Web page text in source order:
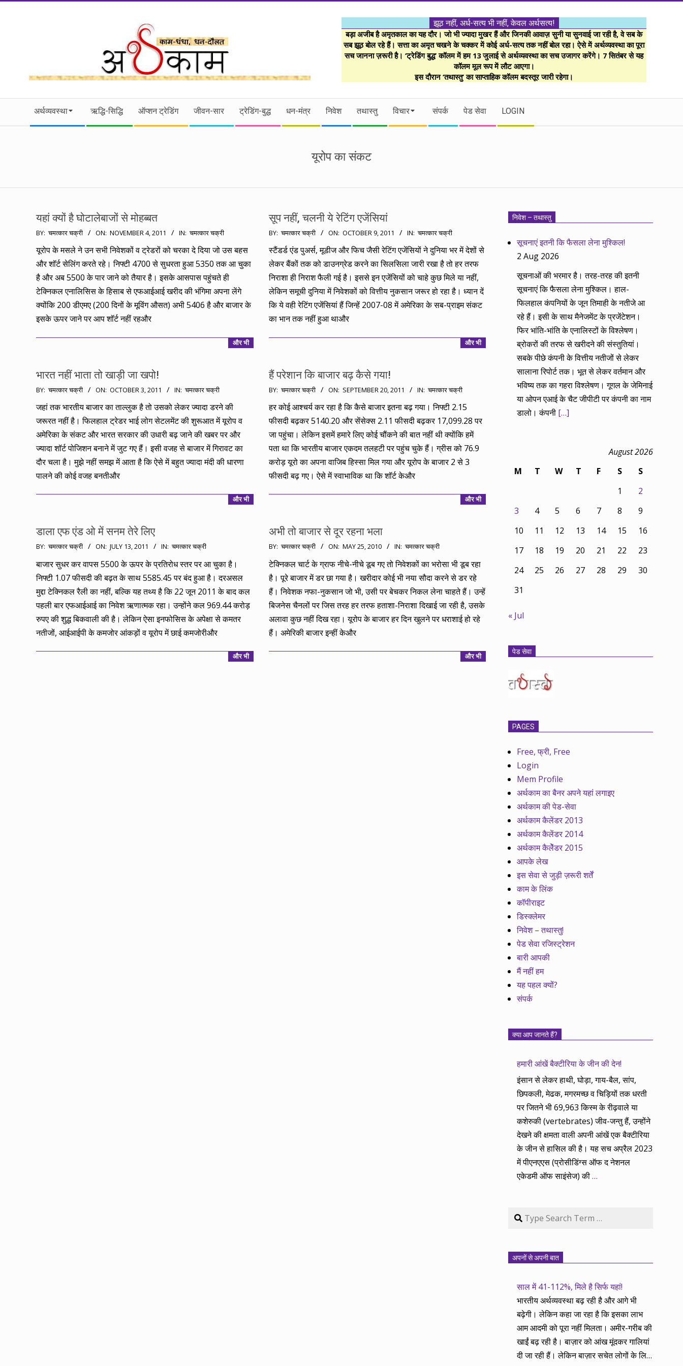
।।
अर्थकाम।।
FINANCIALLY
CLEVER!
झूठ नहीं, अर्ध-सत्य भी नहीं, केवल अर्थसत्य!
बड़ा अजीब है अमृतकाल का यह दौर। जो भी ज्यादा मुखर हैं और जिनकी आवाज़ सुनी या सुनवाई जा रही है, वे सब के
सब झूठ बोल रहे हैं। सत्ता का अमृत चखने के चक्कर में कोई अर्ध-सत्य तक नहीं बोल रहा। ऐसे में अर्थव्यवस्था का पूरा
सच जानना ज़रूरी है। ‘ट्रेडिंग बुद्ध’ कॉलम में हम 13 जुलाई से अर्थव्यवस्था का सच उजागर करेंगे। 7 सितंबर से यह
कॉलम मूल रूप में लौट आएगा।
इस दौरान ‘तथास्तु’ का साप्ताहिक कॉलम बदस्तूर जारी रहेगा।
Secondary
अर्थव्यवस्था ऋद्धि-सिद्धि ऑप्शन ट्रेडिंग जीवन-सार ट्रेडिंग-बुद्ध धन-मंत्र निवेश तथास्तु विचार संपर्क पेड सेवा LOGIN
यूरोप का संकट
यहां क्यों है घोटालेबाजों से मोहब्बत
2011-
11-
04
BY: चमत्कार चक्री ON: NOVEMBER 4, 2011 IN: चमत्कार चक्री
यूरोप के मसले ने उन सभी निवेशकों व ट्रेडरों को चरका दे दिया जो उस बहस
और शॉर्ट सेलिंग करते रहे। निफ्टी 4700 से सुधरता हुआ 5350 तक आ चुका
है और अब 5500 के पार जाने को तैयार है। इसके आसपास पहुंचते ही
टेक्निकल एनालिसिस के हिसाब से एफआईआई खरीद की भंगिमा अपना लेंगे
क्योंकि 200 डीएमए (200 दिनों के मूविंग औसत) अभी 5406 है और बाजार के
इसके ऊपर जाने पर आप शॉर्ट नहीं रहऔर
और भी
सूप नहीं, चलनी ये रेटिंग एजेंसियां
2011-
10-
09
BY: चमत्कार चक्री ON: OCTOBER 9, 2011 IN: चमत्कार चक्री
स्टैंडर्ड एंड पुअर्स, मूडीज और फिच जैसी रेटिंग एजेंसियों ने दुनिया भर में देशों से
लेकर बैंकों तक को डाउनग्रेड करने का सिलसिला जारी रखा है तो हर तरफ
निराशा ही निराश फैली गई है। इससे इन एजेंसियों को चाहे कुछ मिले या नहीं,
लेकिन समूची दुनिया में निवेशकों को वित्तीय नुकसान जरूर हो रहा है। ध्यान दें
कि ये वही रेटिंग एजेंसियां हैं जिन्हें 2007-08 में अमेरिका के सब-प्राइम संकट
का भान तक नहीं हुआ थाऔर
और भी
भारत नहीं भाता तो खाड़ी जा खपो!
2011-
10-
BY: चमत्कार चक्री ON: OCTOBER 3, 2011 IN: चमत्कार चक्री
जहां तक भारतीय बाजार का ताल्लुक है तो उसको लेकर ज्यादा डरने की
जरूरत नहीं है। फिलहाल ट्रेडर भाई लोग सेटलमेंट की शुरूआत में यूरोप व
अमेरिका के संकट और भारत सरकार की उधारी बढ़ जाने की खबर पर और
ज्यादा शॉर्ट पोजिशन बनाने में जुट गए हैं। इसी वजह से बाजार में गिरावट का
दौर चला है। मुझे नहीं समझ में आता है कि ऐसे में बहुत ज्यादा मंदी की धारणा
पालने की कोई वजह बनतीऔर
और भी
हैं परेशान कि बाजार बढ़ कैसे गया!
2011-
20
BY: चमत्कार चक्री ON: SEPTEMBER 20, 2011 IN: चमत्कार चक्री
हर कोई आश्चर्य कर रहा है कि कैसे बाजार इतना बढ़ गया। निफ्टी 2.15
फीसदी बढ़कर 5140.20 और सेंसेक्स 2.11 फीसदी बढ़कर 17,099.28 पर
जा पहुंचा। लेकिन इसमें हमारे लिए कोई चौंकने की बात नहीं थी क्योंकि हमें
पता था कि भारतीय बाजार एकदम तलहटी पर पहुंच चुके हैं। ग्रीस को 76.9
करोड़ यूरो का अपना वाजिब हिस्सा मिल गया और यूरोप के बाजार 2 से 3
फीसदी बढ़ गए। ऐसे में स्वाभाविक था कि शॉर्ट केऔर
और भी
डाला एफ एंड ओ में सनम तेरे लिए
2011-
13
BY: चमत्कार चक्री ON: JULY 13, 2011 IN: चमत्कार चक्री
बाजार सुधर कर वापस 5500 के ऊपर के प्रतिरोध स्तर पर आ चुका है।
निफ्टी 1.07 फीसदी की बढ़त के साथ 5585.45 पर बंद हुआ है। दरअसल
मुद्दा टेक्निकल रैली का नहीं, बल्कि यह तथ्य है कि 22 जून 2011 के बाद कल
पहली बार एफआईआई का निवेश ऋणात्मक रहा। उन्होंने कल 969.44 करोड़
रुपए की शुद्ध बिकवाली की है। लेकिन ऐसा इनफोसिस के अपेक्षा से कमतर
नतीजों, आईआईपी के कमजोर आंकड़ों व यूरोप में छाई कमजोरीऔर
और भी
अभी तो बाजार से दूर रहना भला
2010-
05-
25
BY: चमत्कार चक्री ON: MAY 25, 2010 IN: चमत्कार चक्री
टेक्निकल चार्ट के ग्राफ नीचे-नीचे डूब गए तो निवेशकों का भरोसा भी डूब रहा
है। पूरे बाजार में डर छा गया है। खरीदार कोई भी नया सौदा करने से डर रहे
हैं। निवेशक नफा-नुकसान जो भी, उसी पर बेचकर निकल लेना चाहते हैं। उन्हें
बिजनेस चैनलों पर जिस तरह हर तरफ हताशा-निराशा दिखाई जा रही है, उसके
अलावा कुछ नहीं दिख रहा। यूरोप के बाजार हर दिन खुलने पर धराशाई हो रहे
हैं। अमेरिकी बाजार इन्हीं केऔर
और भी
निवेश – तथास्तु
सूचनाएं इतनी कि फैसला लेना मुश्किल!
2 Aug 2026
सूचनाओं की भरमार है। तरह-तरह की इतनी
सूचनाएं कि फैसला लेना मुश्किल। हाल-
फिलहाल कंपनियों के जून तिमाही के नतीजे आ
रहे हैं। इसी के साथ मैनेजमेंट के प्रजेंटेशन।
फिर भांति-भांति के एनालिस्टों के विश्लेषण।
ब्रोकरों की तरफ से खरीदने की संस्तुतियां।
सबके पीछे कंपनी के वित्तीय नतीजों से लेकर
सालाना रिपोर्ट तक। भूत से लेकर वर्तमान और
भविष्य तक का गहरा विश्लेषण। गूगल के जेमिनाई
या ओपन एआई के चैट जीपीटी पर कंपनी का नाम
डालो। कंपनी […]
August 2026
M
T W T F S
S
1
2
3
4 5 6 7 8
9
10
11 12 13 14 15
16
17
18 19 20 21 22
23
24
25 26 27 28 29
30
31
« Jul
पेड सेवा
PAGES
Free, फ्री, Free
Login
Mem Profile
अर्थकाम का बैनर अपने यहां लगाइए
अर्थकाम की पेड-सेवा
अर्थकाम कैलेंडर 2013
अर्थकाम कैलेंडर 2014
अर्थकाम कैलेेंडर 2015
आपके लेख
इस सेवा से जुड़ी ज़रूरी शर्तें
काम के लिंक
कॉपीराइट
डिस्क्लेमर
निवेश – तथास्तु!
पेड सेवा रजिस्ट्रेशन
बारी आपकी
मैं नहीं हम
यह पहल क्यों?
संपर्क
क्या आप जानते हैं?
हमारी आंखें बैक्टीरिया के जीन की देन!
इंसान से लेकर हाथी, घोड़ा, गाय-बैल, सांप,
छिपकली, मेढक, मगरमच्छ व चिड़ियों तक धरती
पर जितने भी 69,963 किस्म के रीढ़वाले या
कशेरुकी (vertebrates) जीव-जन्तु हैं, उन्होंने
देखने की क्षमता वाली अपनी आंखें एक बैक्टीरिया
के जीन से हासिल की है। यह सच अप्रैल 2023
में पीएनएएस (प्रोसीडिंग्स ऑफ द नेशनल
एकेडमी ऑफ साइंसेज) की…
Search
अपनों से अपनी बात
साल में 41-112%, मिले है सिर्फ यहां!
भारतीय अर्थव्यवस्था बढ़ रही है और आगे भी
बढ़ेगी। लेकिन कहा जा रहा है कि इसका लाभ
आम आदमी को पूरा नहीं मिलता। अमीर-गरीब की
खाईं बढ़ रही है। बाज़ार को आंख मूंदकर गालियां
दी जा रही हैं। लेकिन बाज़ार सचेत लोगों के लिए